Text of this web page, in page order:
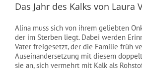
Das Jahr des Kalks von Laura
Alina muss sich von ihrem geliebten
der im Sterben liegt. Dabei werden
Vater freigesetzt, der die Familie früh
Auseinandersetzung mit diesem
sie an, sich vermehrt mit Kalk als